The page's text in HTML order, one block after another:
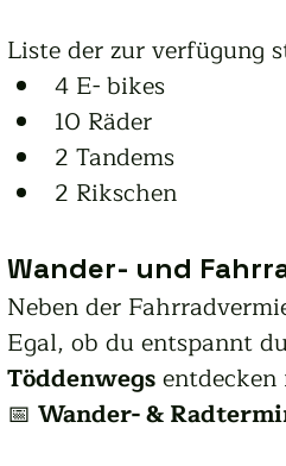
Liste der zur verfügung
4 E- bikes
10 Räder
2 Tandems
2 Rikschen
Wander- und
Neben der
Egal, ob du entspannt
Töddenwegs entdecken
📅 Wander- &